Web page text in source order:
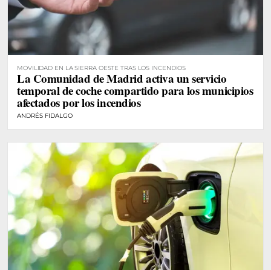
MOVILIDAD EN LA SIERRA OESTE TRAS LOS INCENDIOS
La Comunidad de Madrid activa un servicio
temporal de coche compartido para los municipios
afectados por los incendios
ANDRÉS FIDALGO